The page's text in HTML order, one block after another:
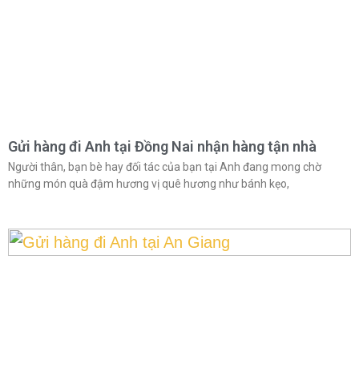
Gửi hàng đi Anh tại Đồng Nai nhận hàng tận nhà
Người thân, bạn bè hay đối tác của bạn tại Anh đang mong chờ
những món quà đậm hương vị quê hương như bánh kẹo,